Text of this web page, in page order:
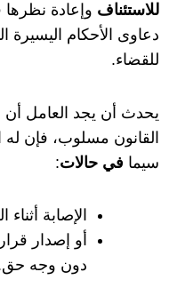
للاستئناف وإعادة نظرها
دعاوى الأحكام اليسيرة
للقضاء.
يحدث أن يجد العامل أن
القانون مسلوب، فإن
سيما في حالات:
الإصابة أثناء
أو إصدار
دون وجه